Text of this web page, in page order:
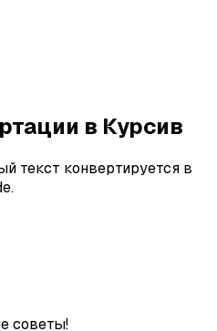
в Курсив
текст конвертируется в
советы!